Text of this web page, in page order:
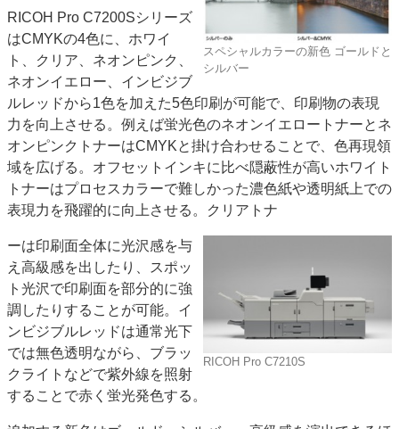
中古印刷機・製本機特集
2022 検査・校正特集
特集・デジタル印刷 ～ 新成長軌道を描く
案内
発刊案内
JFPI印刷用語集 印刷機材年鑑
運営
会社案内
購読・購入申し込み
サイトポリシー
お問い合わせ
スペシャルカラーの新色 ゴールドと
シルバー
RICOH Pro C7200Sシリーズ
はCMYKの4色に、ホワイ
ト、クリア、ネオンピンク、
ネオンイエロー、インビジブ
ルレッドから1色を加えた5色印刷が可能で、印刷物の表現
力を向上させる。例えば蛍光色のネオンイエロートナーとネ
オンピンクトナーはCMYKと掛け合わせることで、色再現領
域を広げる。オフセットインキに比べ隠蔽性が高いホワイト
トナーはプロセスカラーで難しかった濃色紙や透明紙上での
表現力を飛躍的に向上させる。クリアトナ
RICOH Pro C7210S
ーは印刷面全体に光沢感を与
え高級感を出したり、スポッ
ト光沢で印刷面を部分的に強
調したりすることが可能。イ
ンビジブルレッドは通常光下
では無色透明ながら、ブラッ
クライトなどで紫外線を照射
することで赤く蛍光発色する。